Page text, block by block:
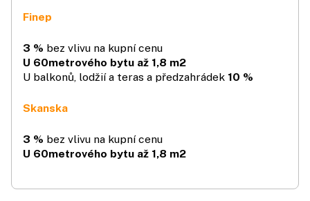
Finep
3 % bez vlivu na kupní cenu
U 60metrového bytu až 1,8 m2
U balkonů, lodžií a teras a předzahrádek 10 %
Skanska
3 % bez vlivu na kupní cenu
U 60metrového bytu až 1,8 m2